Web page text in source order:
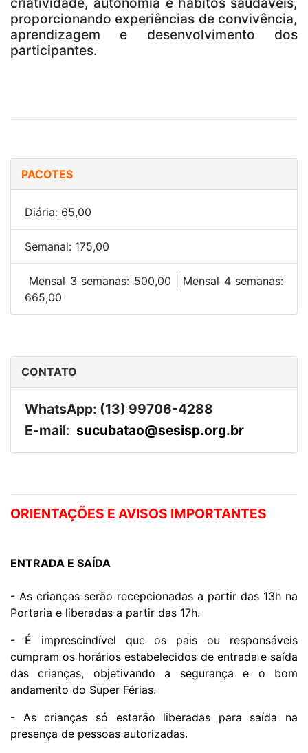
proporcionando experiências de convivência,
aprendizagem e desenvolvimento dos
participantes.
PACOTES
Diária: 65,00
Semanal: 175,00
Mensal 3 semanas: 500,00 | Mensal 4 semanas:
665,00
CONTATO
WhatsApp: (13) 99706-4288
E-mail: sucubatao@sesisp.org.br
ORIENTAÇÕES E AVISOS IMPORTANTES
ENTRADA E SAÍDA
- As crianças serão recepcionadas a partir das 13h na
Portaria e liberadas a partir das 17h.
- É imprescindível que os pais ou responsáveis
cumpram os horários estabelecidos de entrada e saída
das crianças, objetivando a segurança e o bom
andamento do Super Férias.
- As crianças só estarão liberadas para saída na
presença de pessoas autorizadas.